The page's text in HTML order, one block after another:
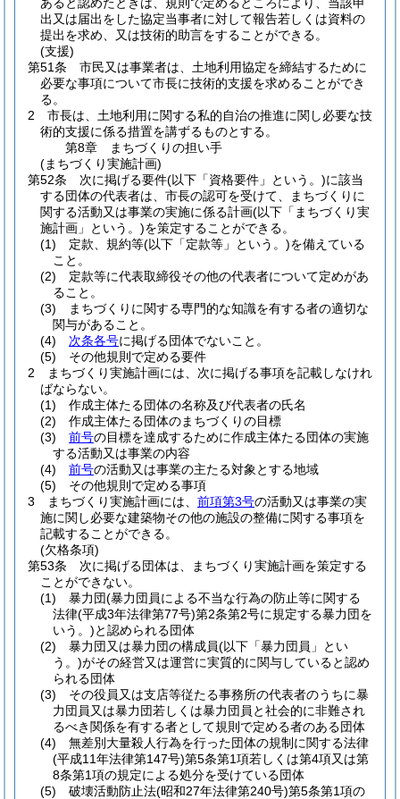
出又は届出をした協定当事者に対して報告若しくは資料の
提出を求め、又は技術的助言をすることができる。
(支援)
第51条
市民又は事業者は、土地利用協定を締結するために
必要な事項について市長に技術的支援を求めることができ
る。
2
市長は、土地利用に関する私的自治の推進に関し必要な技
術的支援に係る措置を講ずるものとする。
第8章
まちづくりの担い手
(まちづくり実施計画)
第52条
次に掲げる要件(以下「資格要件」という。)に該当
する団体の代表者は、市長の認可を受けて、まちづくりに
関する活動又は事業の実施に係る計画(以下「まちづくり実
施計画」という。)を策定することができる。
(1)
定款、規約等(以下「定款等」という。)を備えている
こと。
(2)
定款等に代表取締役その他の代表者について定めがあ
ること。
(3)
まちづくりに関する専門的な知識を有する者の適切な
関与があること。
(4)
次条各号に掲げる団体でないこと。
(5)
その他規則で定める要件
2
まちづくり実施計画には、次に掲げる事項を記載しなけれ
ばならない。
(1)
作成主体たる団体の名称及び代表者の氏名
(2)
作成主体たる団体のまちづくりの目標
(3)
前号の目標を達成するために作成主体たる団体の実施
する活動又は事業の内容
(4)
前号の活動又は事業の主たる対象とする地域
(5)
その他規則で定める事項
3
まちづくり実施計画には、 前項第3号の活動又は事業の実
施に関し必要な建築物その他の施設の整備に関する事項を
記載することができる。
(欠格条項)
第53条
次に掲げる団体は、まちづくり実施計画を策定する
ことができない。
(1)
暴力団(暴力団員による不当な行為の防止等に関する
法律(平成3年法律第77号)第2条第2号に規定する暴力団を
いう。)と認められる団体
(2)
暴力団又は暴力団の構成員(以下「暴力団員」とい
う。)がその経営又は運営に実質的に関与していると認め
られる団体
(3)
その役員又は支店等従たる事務所の代表者のうちに暴
力団員又は暴力団若しくは暴力団員と社会的に非難され
るべき関係を有する者として規則で定める者のある団体
(4)
無差別大量殺人行為を行った団体の規制に関する法律
(平成11年法律第147号)第5条第1項若しくは第4項又は第
8条第1項の規定による処分を受けている団体
(5)
破壊活動防止法(昭和27年法律第240号)第5条第1項の